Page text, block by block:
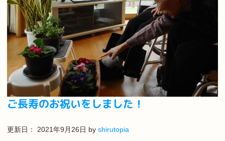
ご長寿のお祝いをしました！
更新日： 2021年9月26日 by shirutopia